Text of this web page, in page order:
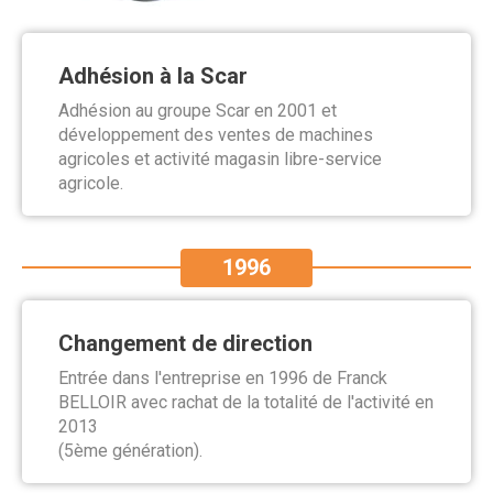
Adhésion à la Scar
Adhésion au groupe Scar en 2001 et
développement des ventes de machines
agricoles et activité magasin libre-service
agricole.
1996
Changement de direction
Entrée dans l'entreprise en 1996 de Franck
BELLOIR avec rachat de la totalité de l'activité en
2013
(5ème génération).